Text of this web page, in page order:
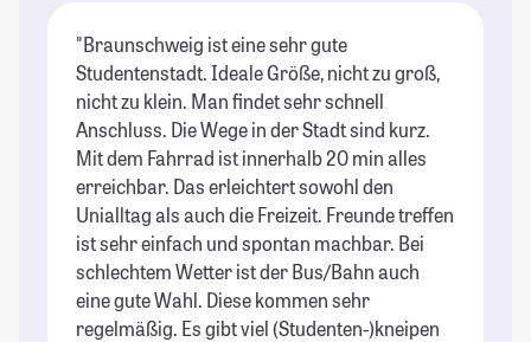
"Braunschweig ist eine sehr gute
Studentenstadt. Ideale Größe, nicht zu groß,
nicht zu klein. Man findet sehr schnell
Anschluss. Die Wege in der Stadt sind kurz.
Mit dem Fahrrad ist innerhalb 20 min alles
erreichbar. Das erleichtert sowohl den
Unialltag als auch die Freizeit. Freunde treffen
ist sehr einfach und spontan machbar. Bei
schlechtem Wetter ist der Bus/Bahn auch
eine gute Wahl. Diese kommen sehr
regelmäßig. Es gibt viel (Studenten-)kneipen